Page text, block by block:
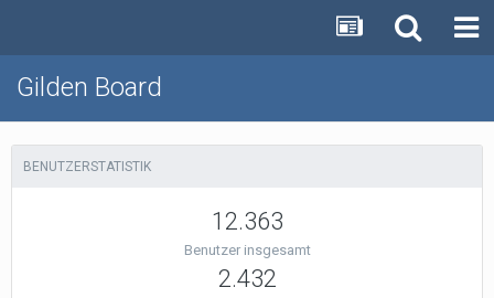
Gilden Board
BENUTZERSTATISTIK
12.363
Benutzer insgesamt
2.432